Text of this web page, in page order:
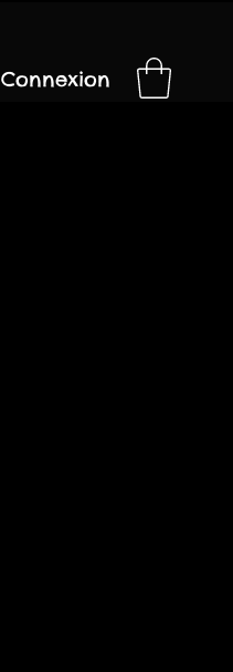
Connexion